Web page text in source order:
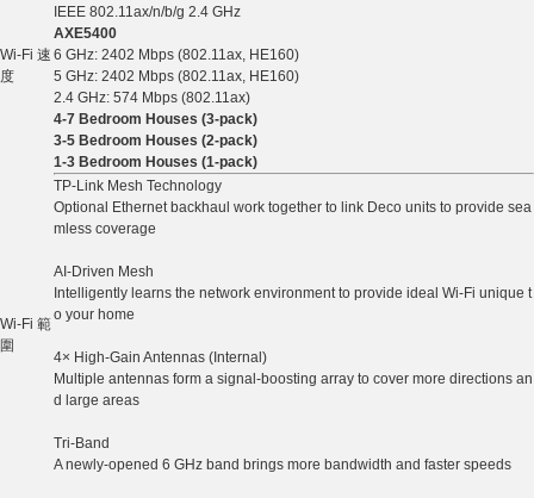
IEEE 802.11ax/n/b/g 2.4 GHz
Wi-Fi 速
度
AXE5400
6 GHz: 2402 Mbps (802.11ax, HE160)
5 GHz: 2402 Mbps (802.11ax, HE160)
2.4 GHz: 574 Mbps (802.11ax)
Wi-Fi 範
圍
4-7 Bedroom Houses (3-pack)
3-5 Bedroom Houses (2-pack)
1-3 Bedroom Houses (1-pack)
TP-Link Mesh Technology
Optional Ethernet backhaul work together to link Deco units to provide sea
mless coverage
AI-Driven Mesh
Intelligently learns the network environment to provide ideal Wi-Fi unique t
o your home
4× High-Gain Antennas (Internal)
Multiple antennas form a signal-boosting array to cover more directions an
d large areas
Tri-Band
A newly-opened 6 GHz band brings more bandwidth and faster speeds